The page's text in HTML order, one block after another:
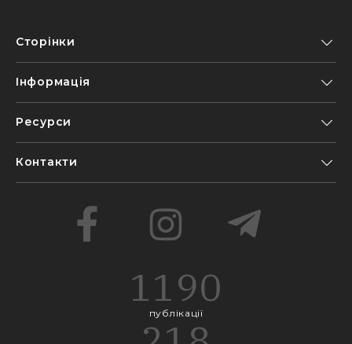
Сторінки
Інформація
Ресурси
Контакти
1190
публікації